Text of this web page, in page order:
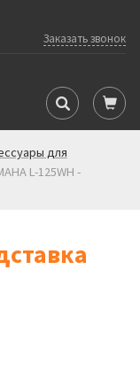
Заказать звонок
для
L-125WH -